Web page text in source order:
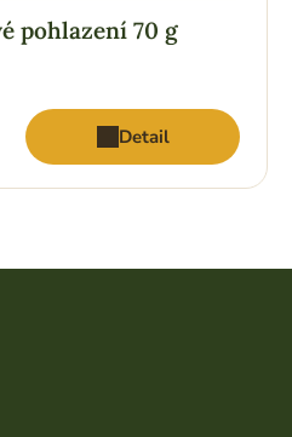
pohlazení 70 g
Detail